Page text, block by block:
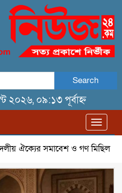
Search
২০২৬, ০৯:১৩ পূর্বাহ্ন
ও গণ মিছিল তেরখাদায়